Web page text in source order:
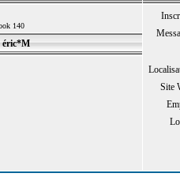
140
Site
éric*M